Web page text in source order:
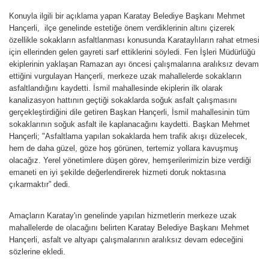
Konuyla ilgili bir açıklama yapan Karatay Belediye Başkanı Mehmet
Hançerli, ilçe genelinde estetiğe önem verdiklerinin altını çizerek
özellikle sokakların asfaltlanması konusunda Karataylıların rahat etmesi
için ellerinden gelen gayreti sarf ettiklerini söyledi. Fen İşleri Müdürlüğü
ekiplerinin yaklaşan Ramazan ayı öncesi çalışmalarına aralıksız devam
ettiğini vurgulayan Hançerli, merkeze uzak mahallelerde sokakların
asfaltlandığını kaydetti. İsmil mahallesinde ekiplerin ilk olarak
kanalizasyon hattının geçtiği sokaklarda soğuk asfalt çalışmasını
gerçekleştirdiğini dile getiren Başkan Hançerli, İsmil mahallesinin tüm
sokaklarının soğuk asfalt ile kaplanacağını kaydetti. Başkan Mehmet
Hançerli; "Asfaltlama yapılan sokaklarda hem trafik akışı düzelecek,
hem de daha güzel, göze hoş görünen, tertemiz yollara kavuşmuş
olacağız. Yerel yönetimlere düşen görev, hemşerilerimizin bize verdiği
emaneti en iyi şekilde değerlendirerek hizmeti doruk noktasına
çıkarmaktır” dedi.
Amaçların Karatay'ın genelinde yapılan hizmetlerin merkeze uzak
mahallelerde de olacağını belirten Karatay Belediye Başkanı Mehmet
Hançerli, asfalt ve altyapı çalışmalarının aralıksız devam edeceğini
sözlerine ekledi.